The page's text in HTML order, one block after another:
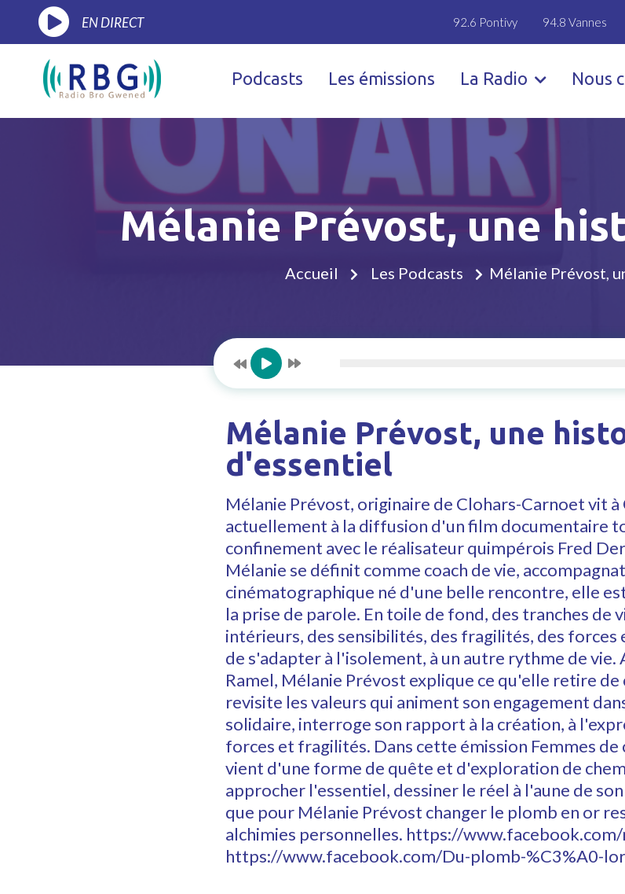
EN DIRECT 92.6 Pontivy 94.8 Vannes
Podcasts Les émissions La Radio Nous
Mélanie Prévost, une
Accueil Les Podcasts Mélanie Prévost,
Mélanie Prévost, une
d'essentiel
Mélanie Prévost, originaire de Clohars-Carnoet vit
actuellement à la diffusion d'un film documentaire
confinement avec le réalisateur quimpérois Fred
Mélanie se définit comme coach de vie,
cinématographique né d'une belle rencontre, elle
la prise de parole. En toile de fond, des tranches de
intérieurs, des sensibilités, des fragilités, des forces
de s'adapter à l'isolement, à un autre rythme de vie.
Ramel, Mélanie Prévost explique ce qu'elle retire
revisite les valeurs qui animent son engagement
solidaire, interroge son rapport à la création, à
forces et fragilités. Dans cette émission Femmes
vient d'une forme de quête et d'exploration de
approcher l'essentiel, dessiner le réel à l'aune de
que pour Mélanie Prévost changer le plomb en or
alchimies personnelles. https://
https://www.facebook.com/Du-plomb-%C3%A0-